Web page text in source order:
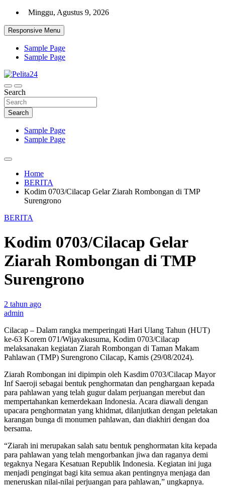
Skip
content
Minggu, Agustus 9, 2026
Responsive Menu
Sample Page
Sample Page
Pelita24
Aktual, Mendalam dan Terpercaya
Search
Search
Sample Page
Sample Page
Home
BERITA
Kodim 0703/Cilacap Gelar Ziarah Rombongan di TMP
Surengrono
BERITA
Kodim 0703/Cilacap Gelar
Ziarah Rombongan di TMP
Surengrono
2 tahun ago
admin
Cilacap – Dalam rangka memperingati Hari Ulang Tahun (HUT)
ke-63 Korem 071/Wijayakusuma, Kodim 0703/Cilacap
melaksanakan kegiatan Ziarah Rombongan di Taman Makam
Pahlawan (TMP) Surengrono Cilacap, Kamis (29/08/2024).
Ziarah Rombongan ini dipimpin oleh Kasdim 0703/Cilacap Mayor
Inf Saeroji sebagai bentuk penghormatan dan penghargaan kepada
para pahlawan yang telah gugur dalam perjuangan merebut dan
mempertahankan kemerdekaan Indonesia. Acara diawali dengan
upacara penghormatan yang khidmat, dilanjutkan dengan peletakan
karangan bunga di monumen pahlawan, dan diakhiri dengan doa
bersama.
“Ziarah ini merupakan salah satu bentuk penghormatan kita kepada
para pahlawan yang telah mengorbankan jiwa dan raganya demi
tegaknya Negara Kesatuan Republik Indonesia. Kegiatan ini juga
menjadi pengingat bagi kita semua akan pentingnya menjaga dan
meneruskan nilai-nilai perjuangan para pahlawan,” ungkapnya.